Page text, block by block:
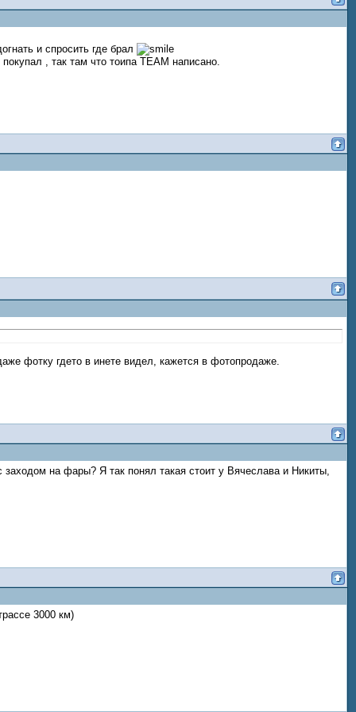
и спросить где брал
покупал , так там что тоипа ТЕАМ написано.
фотку гдето в инете видел, кажется в фотопродаже.
на фары? Я так понял такая стоит у Вячеслава и Никиты,
3000 км)